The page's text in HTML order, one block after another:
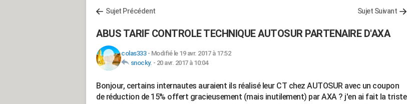
Sujet Précédent Sujet Suivant
ABUS TARIF CONTROLE TECHNIQUE AUTOSUR PARTENAIRE D'AXA
colas333- Modifié le 19 avr. 2017 à 17:52
snocky. - 20 avr. 2017 à 10:04
Bonjour, certains internautes auraient ils réalisé leur CT chez AUTOSUR avec un coupon
de réduction de 15% offert gracieusement (mais inutilement) par AXA ? j'en ai fait la triste